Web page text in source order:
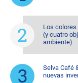
Los colores
(y cuatro
ambiente)
Selva Café
nuevas